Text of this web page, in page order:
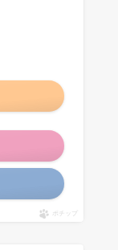
ポチップ